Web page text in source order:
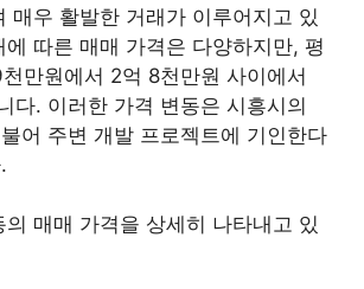
매우 활발한 거래가 이루어지고 있
에 따른 매매 가격은 다양하지만, 평
만원에서 2억 8천만원 사이에서
다. 이러한 가격 변동은 시흥시의
어 주변 개발 프로젝트에 기인한다
의 매매 가격을 상세히 나타내고 있